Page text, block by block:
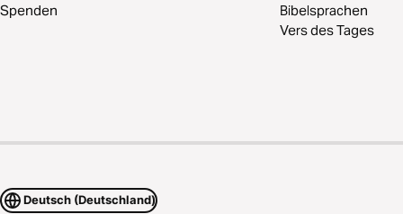
Spenden
Bibelsprachen
Vers des Tages
Deutsch (Deutschland)